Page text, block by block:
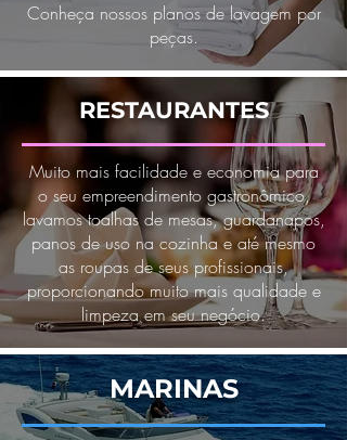
Conheça nossos planos de lavagem por
peças.
RESTAURANTES
Muito mais facilidade e economia para
o seu empreendimento gastronômico,
lavamos toalhas de mesas, guardanapos,
panos de uso na cozinha e até mesmo
as roupas de seus profissionais,
proporcionando muito mais qualidade e
limpeza em seu negócio.
MARINAS